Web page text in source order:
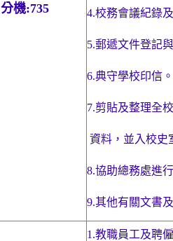
分機:735 4.校務會議紀錄
5.郵遞文件登記
6.典守學校印信。
7.剪貼及整理全
資料， 並入校史
8.協助總務處進
9.其他有關文書
1.教職員工及聘